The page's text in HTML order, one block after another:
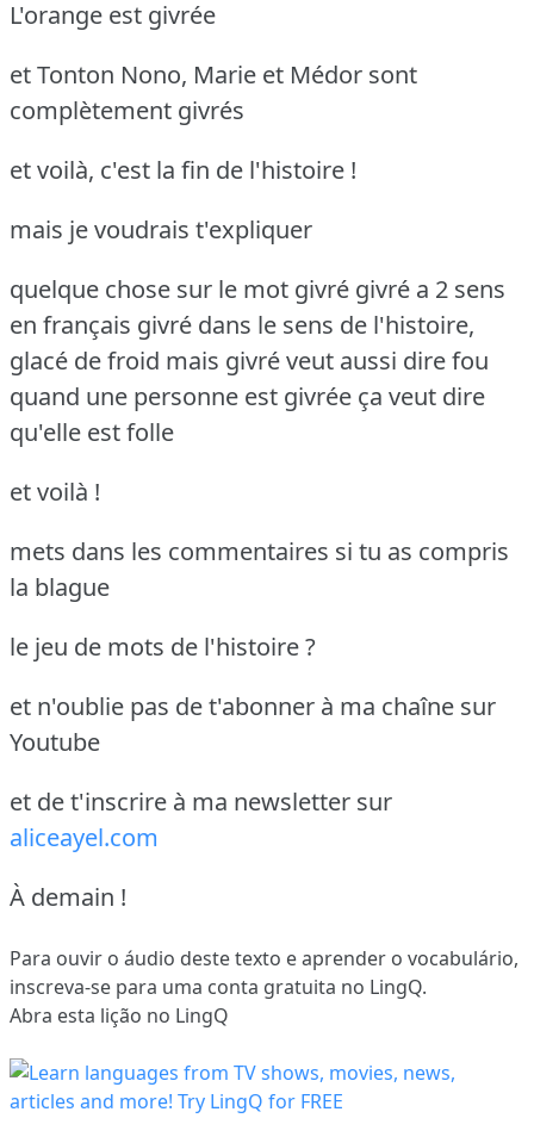
L'orange est givrée
et Tonton Nono, Marie et Médor sont
complètement givrés
et voilà, c'est la fin de l'histoire !
mais je voudrais t'expliquer
quelque chose sur le mot givré givré a 2 sens
en français givré dans le sens de l'histoire,
glacé de froid mais givré veut aussi dire fou
quand une personne est givrée ça veut dire
qu'elle est folle
et voilà !
mets dans les commentaires si tu as compris
la blague
le jeu de mots de l'histoire ?
et n'oublie pas de t'abonner à ma chaîne sur
Youtube
et de t'inscrire à ma newsletter sur
aliceayel.com
À demain !
Para ouvir o áudio deste texto e aprender o vocabulário,
inscreva-se para uma conta gratuita no LingQ.
Abra esta lição no LingQ